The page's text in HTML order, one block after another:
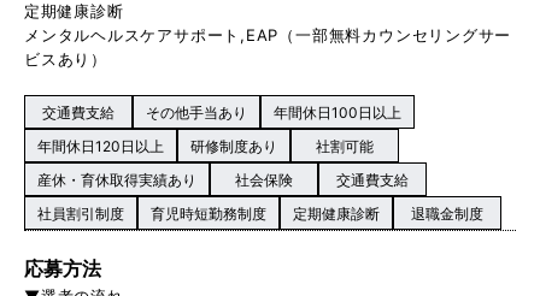
定期健康診断
メンタルヘルスケアサポート,EAP（一部無料カウンセリングサー
ビスあり）
交通費支給 その他手当あり
年間休日100日以上
年間休日120日以上
研修制度あり
社割可能
産休・育休取得実績あり
社会保険
交通費支給
社員割引制度
育児時短勤務制度 定期健康診断 退職金制度
応募方法